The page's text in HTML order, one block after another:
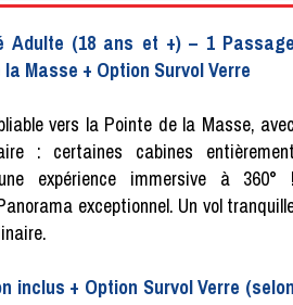
Adulte (18 ans et +) – 1
Masse + Option Survol Verre
vers la Pointe de la Masse,
: certaines cabines
expérience immersive à 360°
exceptionnel. Un vol
+ Option Survol Verre